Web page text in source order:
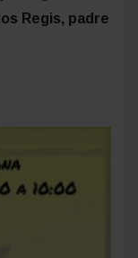
Regis, padre